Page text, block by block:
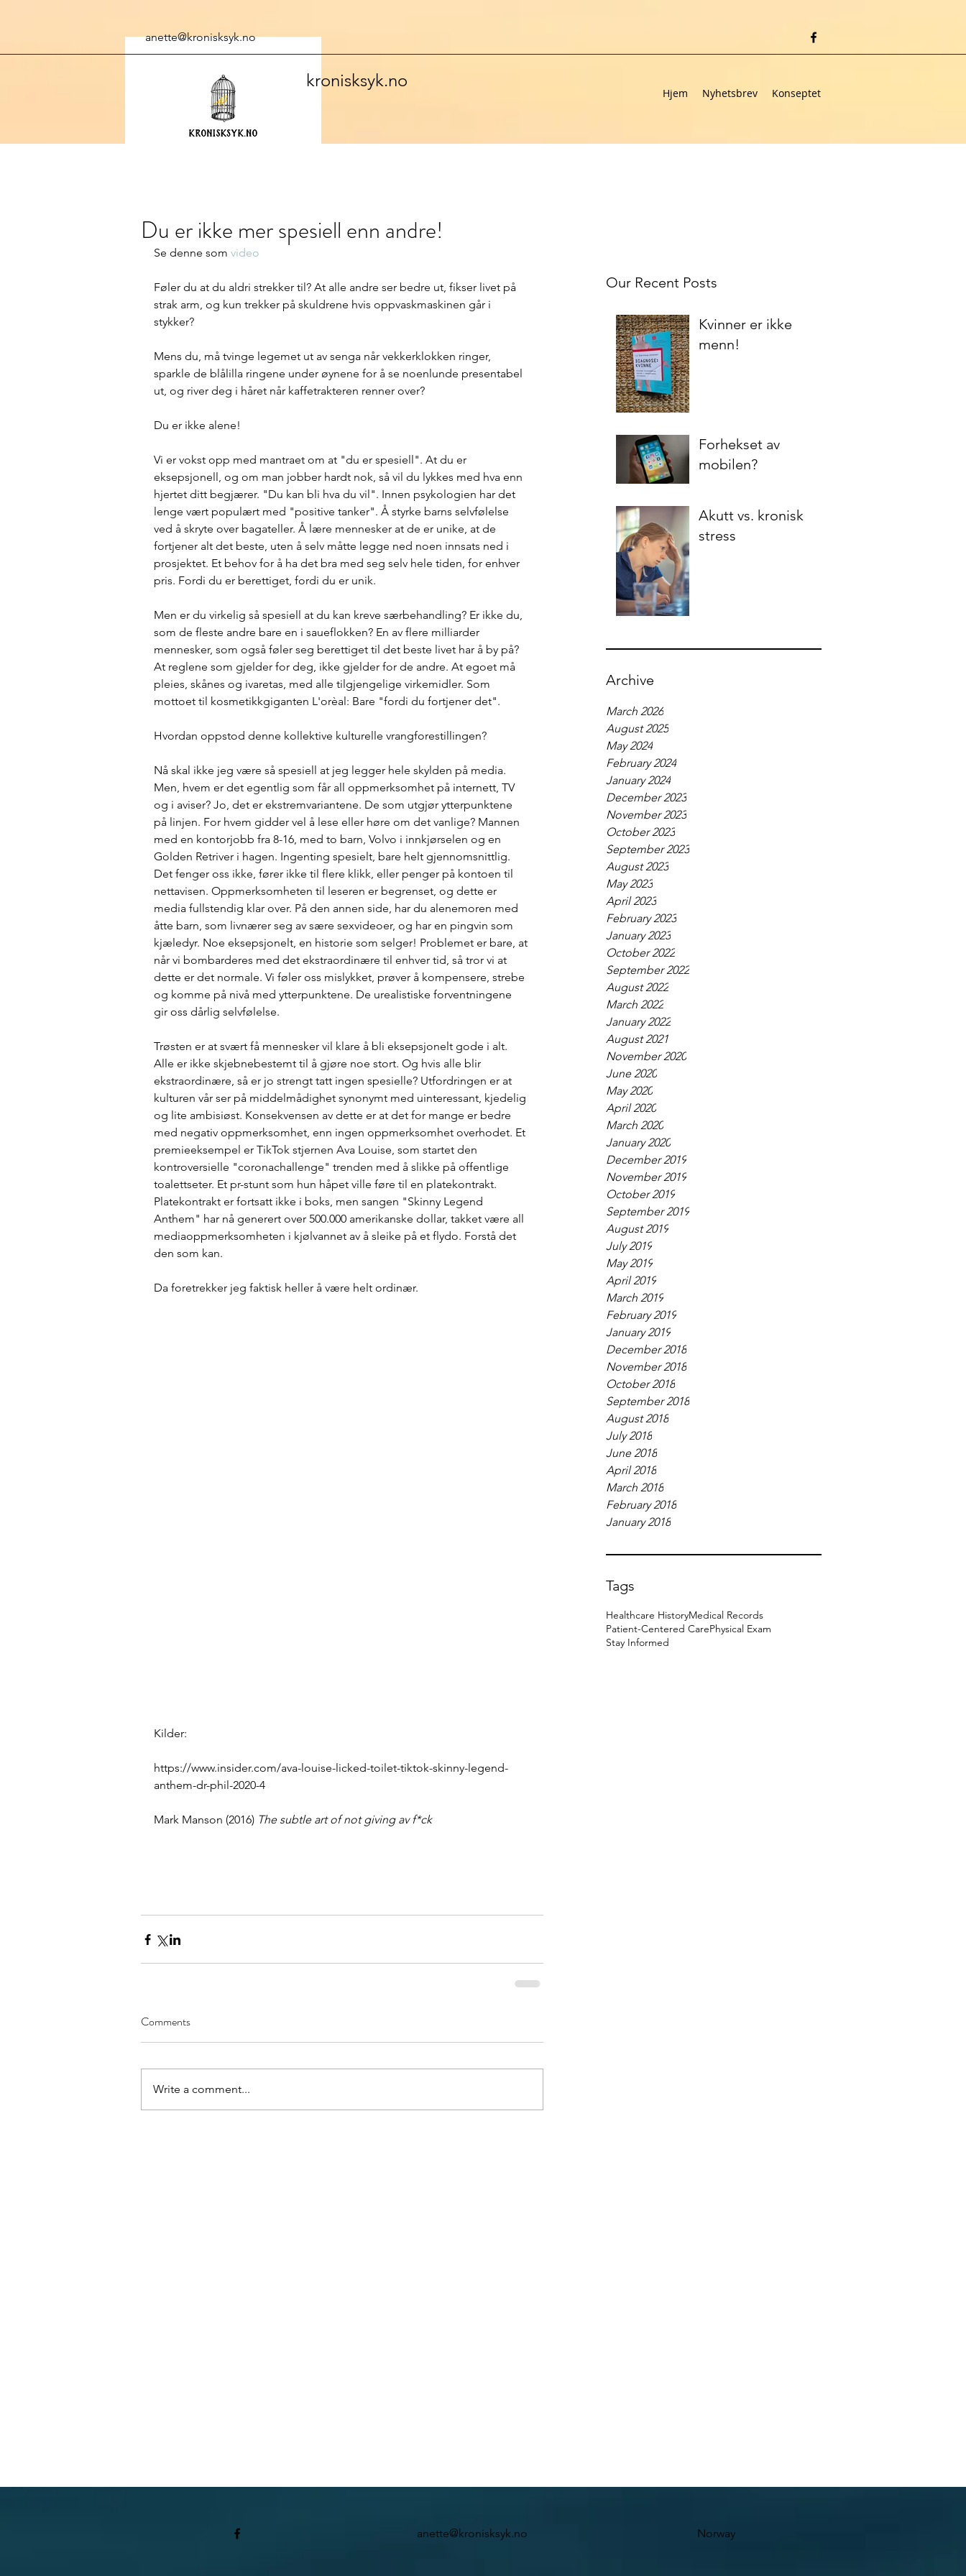
anette@kronisksyk.no
kronisksyk.no
Hjem Nyhetsbrev Konseptet
Our Recent Posts
Kvinner er ikke
menn!
Forhekset av
mobilen?
Akutt vs. kronisk
stress
Archive
March 2026
August 2025
May 2024
February 2024
January 2024
December 2023
November 2023
October 2023
September 2023
August 2023
May 2023
April 2023
February 2023
January 2023
October 2022
September 2022
August 2022
March 2022
January 2022
August 2021
November 2020
June 2020
May 2020
April 2020
March 2020
January 2020
December 2019
November 2019
October 2019
September 2019
August 2019
July 2019
May 2019
April 2019
March 2019
February 2019
January 2019
December 2018
November 2018
October 2018
September 2018
August 2018
July 2018
June 2018
April 2018
March 2018
February 2018
January 2018
Tags
Healthcare HistoryMedical Records
Patient-Centered CarePhysical Exam
Stay Informed
Du er ikke mer spesiell enn andre!
Se denne som video
Føler du at du aldri strekker til? At alle andre ser bedre ut, fikser livet på
strak arm, og kun trekker på skuldrene hvis oppvaskmaskinen går i
stykker?
Mens du, må tvinge legemet ut av senga når vekkerklokken ringer,
sparkle de blålilla ringene under øynene for å se noenlunde presentabel
ut, og river deg i håret når kaffetrakteren renner over?
Du er ikke alene!
Vi er vokst opp med mantraet om at "du er spesiell". At du er
eksepsjonell, og om man jobber hardt nok, så vil du lykkes med hva enn
hjertet ditt begjærer. "Du kan bli hva du vil". Innen psykologien har det
lenge vært populært med "positive tanker". Å styrke barns selvfølelse
ved å skryte over bagateller. Å lære mennesker at de er unike, at de
fortjener alt det beste, uten å selv måtte legge ned noen innsats ned i
prosjektet. Et behov for å ha det bra med seg selv hele tiden, for enhver
pris. Fordi du er berettiget, fordi du er unik.
Men er du virkelig så spesiell at du kan kreve særbehandling? Er ikke du,
som de fleste andre bare en i saueflokken? En av flere milliarder
mennesker, som også føler seg berettiget til det beste livet har å by på?
At reglene som gjelder for deg, ikke gjelder for de andre. At egoet må
pleies, skånes og ivaretas, med alle tilgjengelige virkemidler. Som
mottoet til kosmetikkgiganten L'orèal: Bare "fordi du fortjener det".
Hvordan oppstod denne kollektive kulturelle vrangforestillingen?
Nå skal ikke jeg være så spesiell at jeg legger hele skylden på media.
Men, hvem er det egentlig som får all oppmerksomhet på internett, TV
og i aviser? Jo, det er ekstremvariantene. De som utgjør ytterpunktene
på linjen. For hvem gidder vel å lese eller høre om det vanlige? Mannen
med en kontorjobb fra 8-16, med to barn, Volvo i innkjørselen og en
Golden Retriver i hagen. Ingenting spesielt, bare helt gjennomsnittlig.
Det fenger oss ikke, fører ikke til flere klikk, eller penger på kontoen til
nettavisen. Oppmerksomheten til leseren er begrenset, og dette er
media fullstendig klar over. På den annen side, har du alenemoren med
åtte barn, som livnærer seg av sære sexvideoer, og har en pingvin som
kjæledyr. Noe eksepsjonelt, en historie som selger! Problemet er bare, at
når vi bombarderes med det ekstraordinære til enhver tid, så tror vi at
dette er det normale. Vi føler oss mislykket, prøver å kompensere, strebe
og komme på nivå med ytterpunktene. De urealistiske forventningene
gir oss dårlig selvfølelse.
Trøsten er at svært få mennesker vil klare å bli eksepsjonelt gode i alt.
Alle er ikke skjebnebestemt til å gjøre noe stort. Og hvis alle blir
ekstraordinære, så er jo strengt tatt ingen spesielle? Utfordringen er at
kulturen vår ser på middelmådighet synonymt med uinteressant, kjedelig
og lite ambisiøst. Konsekvensen av dette er at det for mange er bedre
med negativ oppmerksomhet, enn ingen oppmerksomhet overhodet. Et
premieeksempel er TikTok stjernen Ava Louise, som startet den
kontroversielle "coronachallenge" trenden med å slikke på offentlige
toalettseter. Et pr-stunt som hun håpet ville føre til en platekontrakt.
Platekontrakt er fortsatt ikke i boks, men sangen "Skinny Legend
Anthem" har nå generert over 500.000 amerikanske dollar, takket være all
mediaoppmerksomheten i kjølvannet av å sleike på et flydo. Forstå det
den som kan.
Da foretrekker jeg faktisk heller å være helt ordinær.
Kilder:
https://www.insider.com/ava-louise-licked-toilet-tiktok-skinny-legend-
anthem-dr-phil-2020-4
Mark Manson (2016) The subtle art of not giving av f*ck
Comments
Write a comment...
anette@kronisksyk.no Norway